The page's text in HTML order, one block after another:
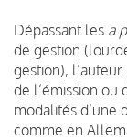
Dépassant les a
de gestion
gestion),
de l’émission ou
modalités d’une
comme en